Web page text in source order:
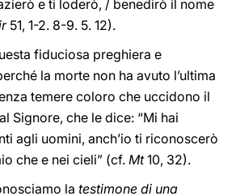
e ti loderò, / benedirò il nome
51, 1-2. 8-9. 5. 12).
fiduciosa preghiera e
la morte non ha avuto l’ultima
temere coloro che uccidono il
Signore, che le dice: “Mi hai
agli uomini, anch’io ti riconoscerò
che e nei cieli” (cf. Mt10, 32).
la testimone di una